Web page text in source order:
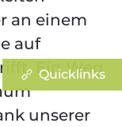
an einem
auf
Ein Weg
unserer
Quicklinks